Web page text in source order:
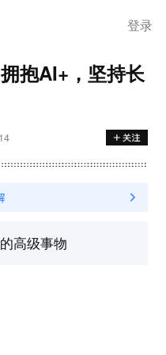
登录
抱AI+，坚持长
高级事物